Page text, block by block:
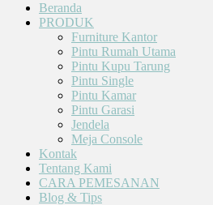
Beranda
PRODUK
Furniture Kantor
Pintu Rumah Utama
Pintu Kupu Tarung
Pintu Single
Pintu Kamar
Pintu Garasi
Jendela
Meja Console
Kontak
Tentang Kami
CARA PEMESANAN
Blog & Tips